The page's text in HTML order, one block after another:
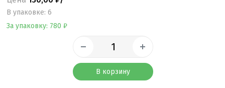
B упаковке: 6
За упаковку: 780 ₽
В корзину